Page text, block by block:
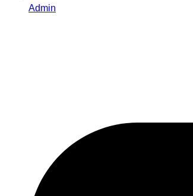
Admin